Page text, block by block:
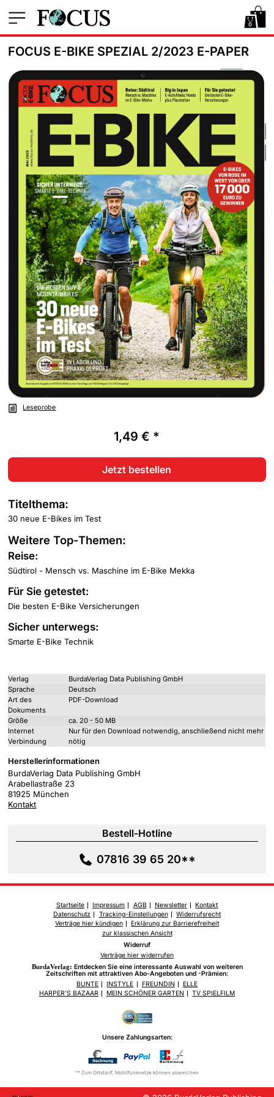
0
FOCUS E-BIKE SPEZIAL 2/2023 E-PAPER
Leseprobe
1,49 € *
Jetzt bestellen
Titelthema:
30 neue E-Bikes im Test
Weitere Top-Themen:
Reise:
Südtirol - Mensch vs. Maschine im E-Bike Mekka
Für Sie getestet:
Die besten E-Bike Versicherungen
Sicher unterwegs:
Smarte E-Bike Technik
Verlag
BurdaVerlag Data Publishing GmbH
Sprache
Deutsch
Art des
Dokuments
PDF-Download
Größe
ca. 20 - 50 MB
Internet
Verbindung
Nur für den Download notwendig, anschließend nicht mehr
nötig
Herstellerinformationen
BurdaVerlag Data Publishing GmbH
Arabellastraße 23
81925 München
Kontakt
Bestell-Hotline
07816 39 65 20**
Startseite Impressum AGB Newsletter
Kontakt
Datenschutz
Tracking-Einstellungen
Widerrufsrecht
Verträge hier kündigen
Erklärung zur Barrierefreiheit
zur klassischen Ansicht
Widerruf
Verträge hier widerrufen
BurdaVerlag: Entdecken Sie eine interessante Auswahl von weiteren
Zeitschriften mit attraktiven Abo-Angeboten und -Prämien:
BUNTE
INSTYLE FREUNDIN
ELLE
HARPER'S BAZAAR
MEIN SCHÖNER GARTEN TV SPIELFILM
Unsere Zahlungsarten:
** Zum Ortstarif, Mobilfunknetze können abweichen